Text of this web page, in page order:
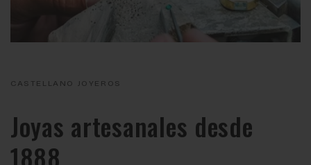
CASTELLANO JOYEROS
Joyas artesanales desde
1888